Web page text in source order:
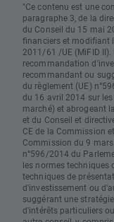
"Ce contenu est une
paragraphe 3, de la
du Conseil du 15 mai
financiers et modifiant
2011/61 /UE (MiFID
recommandation
recommandant ou
du règlement (UE)
du 16 avril 2014 sur
marché) et abrogeant
et du Conseil et
CE de la Commission
Commission du 9
n°596/2014 du
les normes techniques
techniques de
d'investissement ou
suggérant une
d'intérêts particuliers